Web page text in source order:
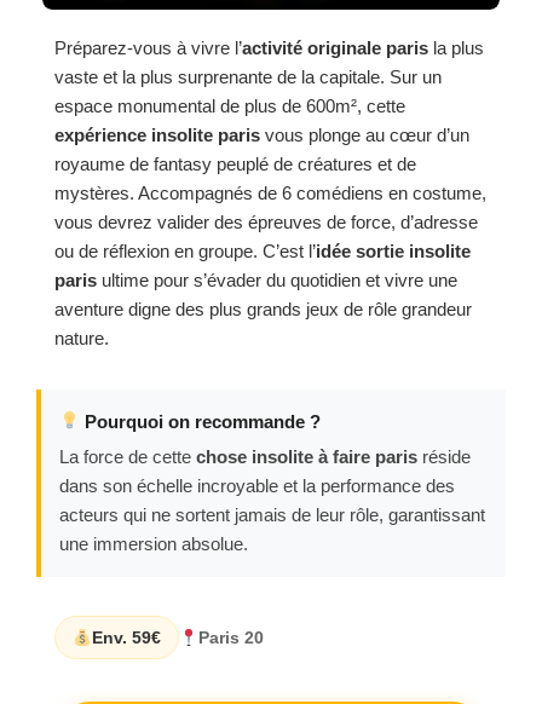
Préparez-vous à vivre l’activité originale paris la plus
vaste et la plus surprenante de la capitale. Sur un
espace monumental de plus de 600m², cette
expérience insolite paris vous plonge au cœur d’un
royaume de fantasy peuplé de créatures et de
mystères. Accompagnés de 6 comédiens en costume,
vous devrez valider des épreuves de force, d’adresse
ou de réflexion en groupe. C’est l’idée sortie insolite
paris ultime pour s’évader du quotidien et vivre une
aventure digne des plus grands jeux de rôle grandeur
nature.
Pourquoi on recommande ?
La force de cette chose insolite à faire paris réside
dans son échelle incroyable et la performance des
acteurs qui ne sortent jamais de leur rôle, garantissant
une immersion absolue.
Env. 59€ Paris 20